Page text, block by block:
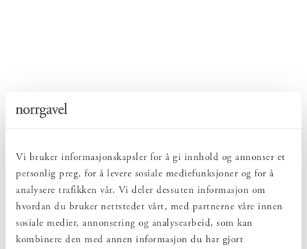
Vi bruker informasjonskapsler for å gi innhold og annonser et
personlig preg, for å levere sosiale mediefunksjoner og for å
analysere trafikken vår. Vi deler dessuten informasjon om
hvordan du bruker nettstedet vårt, med partnerne våre innen
sosiale medier, annonsering og analysearbeid, som kan
kombinere den med annen informasjon du har gjort